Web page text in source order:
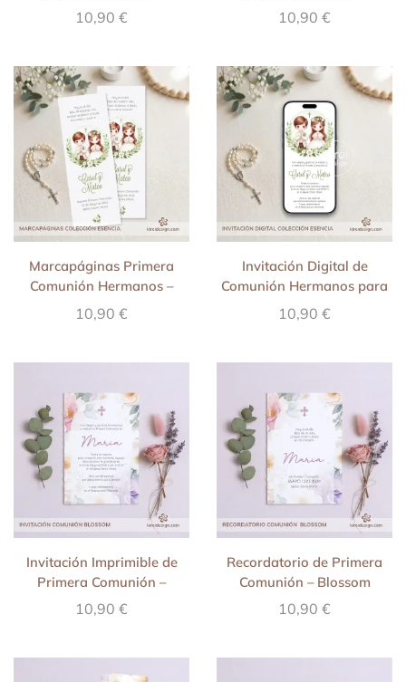
Esencia
10,90 €
Esencia
10,90 €
Marcapáginas Primera
Comunión Hermanos –
Esencia
10,90 €
Invitación Digital de
Comunión Hermanos para
WhatsApp – Esencia
10,90 €
Invitación Imprimible de
Primera Comunión –
Blossom
10,90 €
Recordatorio de Primera
Comunión – Blossom
10,90 €